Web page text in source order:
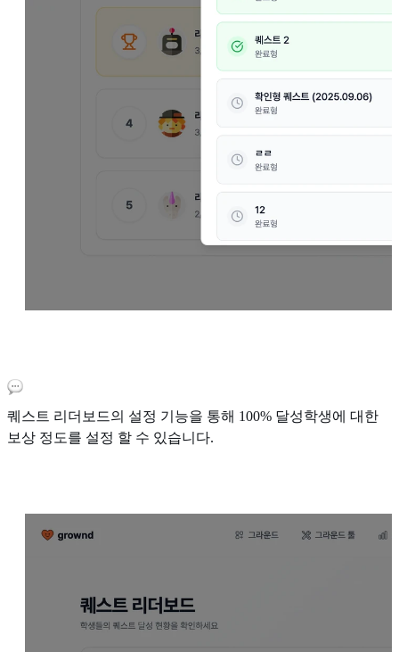
퀘스트 리더보드의 설정 기능을 통해 100% 달성학생에 대한
보상 정도를 설정 할 수 있습니다.